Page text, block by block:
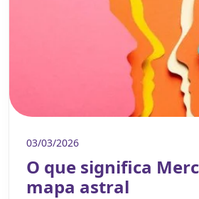
03/03/2026
O que significa
mapa astral